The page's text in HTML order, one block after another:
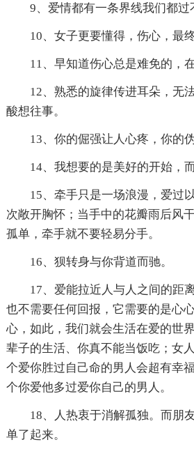
9、爱情都有一条界线我们都过
10、女子更要懂得，伤心，最
11、早知道伤心总是难免的，
12、熟悉的旋律传进耳朵，无
酸想往事。
13、你的倔强让人心疼，你的
14、我想要的是美好的开始，
15、牵手只是一场浪漫，爱过
次敞开胸怀；当手中的花瓣雨后风
孤单，牵手就不要轻易分手。
16、狈转身与你背道而驰。
17、爱能拉近人与人之间的距
也不需要任何回报，它需要的是心
心，如此，我们就会生活在爱的世
辈子的生活、你真不能当饭吃；女
个爱你胜过自己命的男人会超有幸
个你爱他多过爱你自己的男人。
18、人热衷于消解孤独。而朋
单了起来。